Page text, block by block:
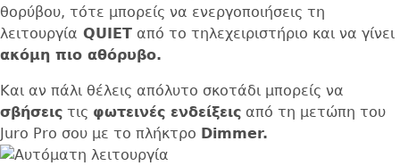
θορύβου, τότε μπορείς να ενεργοποιήσεις τη
λειτουργία QUIET από το τηλεχειριστήριο και να γίνει
ακόμη πιο αθόρυβο.
Και αν πάλι θέλεις απόλυτο σκοτάδι μπορείς να
σβήσεις τις φωτεινές ενδείξεις από τη μετώπη του
Juro Pro σου με τo πλήκτρο Dimmer.